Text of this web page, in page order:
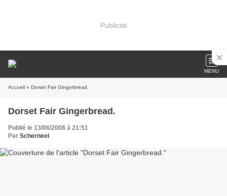
Publicité
MENU
Accueil » Dorset Fair Gingerbread.
Dorset Fair Gingerbread.
Publié le 13/06/2008 à 21:51
Par Scherneel